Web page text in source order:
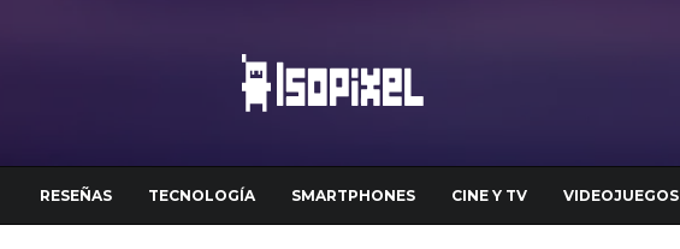
RESEÑAS TECNOLOGÍA SMARTPHONES CINE Y TV VIDEOJUEGOS